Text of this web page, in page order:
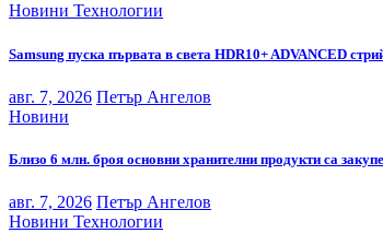
Новини Технологии
Samsung пуска първата в света HDR10+ ADVANCED
авг. 7, 2026 Петър Ангелов
Новини
Близо 6 млн. броя основни хранителни продукти са
авг. 7, 2026 Петър Ангелов
Новини Технологии